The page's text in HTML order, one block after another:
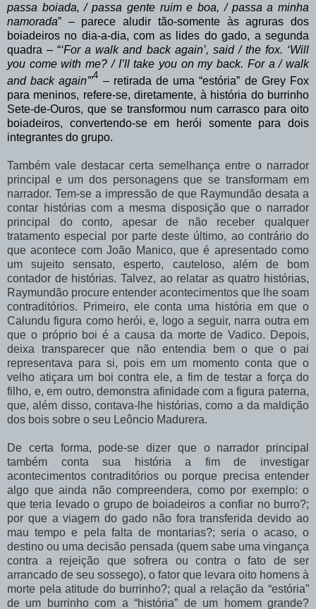
passa boiada, / passa gente ruim e boa, / passa a minha
namorada” – parece aludir tão-somente às agruras dos
boiadeiros no dia-a-dia, com as lides do gado, a segunda
quadra – “‘For a walk and back again’, said / the fox. ‘Will
you come with me? / I’ll take you on my back. For a / walk
and back again’”4 – retirada de uma “estória” de Grey Fox
para meninos, refere-se, diretamente, à história do burrinho
Sete-de-Ouros, que se transformou num carrasco para oito
boiadeiros, convertendo-se em herói somente para dois
integrantes do grupo.
Também vale destacar certa semelhança entre o narrador
principal
e um dos personagens que se transformam em
narrador. Tem-se a impressão de que Raymundão desata a
contar histórias com a mesma disposição que o narrador
principal do conto, apesar de
não receber
qualquer
tratamento especial por parte deste último, ao contrário do
que acontece com João Manico, que é apresentado como
um sujeito sensato, esperto, cauteloso, além
de
bom
contador de histórias. Talvez, ao relatar as quatro histórias,
Raymundão procure entender acontecimentos que lhe soam
contraditórios.
Primeiro, ele conta uma história em que o
Calundu figura como herói, e, logo a seguir, narra outra em
que o próprio boi é a causa da morte de Vadico. Depois,
deixa transparecer que não entendia bem o que o pai
representava para si, pois em um momento conta que o
velho atiçara um boi contra ele, a fim de testar a força do
filho, e, em outro, demonstra afinidade com a figura paterna,
que, além disso, contava-lhe histórias, como a da maldição
dos bois sobre o seu Leôncio Madurera.
De certa forma, pode-se dizer que o narrador principal
também conta sua história a fim de investigar
acontecimentos contraditórios ou porque precisa entender
algo que ainda não compreendera, como por exemplo: o
que teria levado o grupo de boiadeiros a confiar no burro?;
por que a viagem do gado não fora transferida devido ao
mau tempo e pela falta de montarias?; seria o acaso, o
destino ou uma decisão pensada (quem sabe uma vingança
contra a rejeição que sofrera ou contra o fato de ser
arrancado de seu sossego), o fator que levara oito homens à
morte pela atitude do burrinho?; qual a relação da “estória”
de um
burrinho com a “história” de um homem grande?